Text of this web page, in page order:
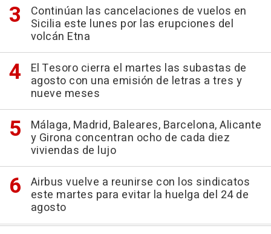
Continúan las cancelaciones de vuelos en
Sicilia este lunes por las erupciones del
volcán Etna
El Tesoro cierra el martes las subastas de
agosto con una emisión de letras a tres y
nueve meses
Málaga, Madrid, Baleares, Barcelona, Alicante
y Girona concentran ocho de cada diez
viviendas de lujo
Airbus vuelve a reunirse con los sindicatos
este martes para evitar la huelga del 24 de
agosto